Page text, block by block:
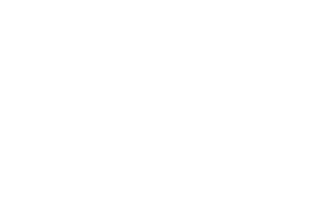
营”完成复仇的受害者；临终